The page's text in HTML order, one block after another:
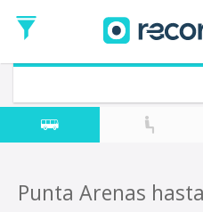
de
Ida
Vuelta (opcional)
Fecha
de
Punta Arenas